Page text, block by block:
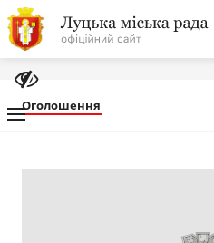
На
головну
Навігація
Про
Оголошення